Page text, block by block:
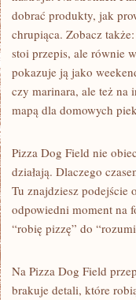
dobrać produkty, jak
chrupiąca. Zobacz także:
stoi przepis, ale równie
pokazuje ją jako
czy marinara, ale też na
mapą dla domowych
Pizza Dog Field nie
działają. Dlaczego
Tu znajdziesz podejście
odpowiedni moment na
“robię pizzę” do
Na Pizza Dog Field
brakuje detali, które